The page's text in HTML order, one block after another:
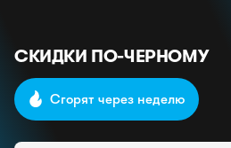
СКИДКИ ПО-ЧЕРНОМУ
Сгорят через неделю